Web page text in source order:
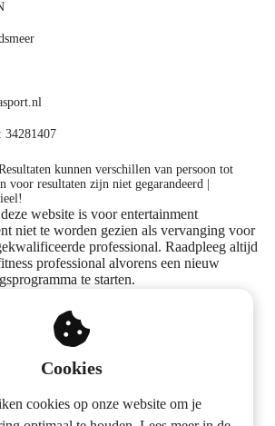
kunnen verschillen van persoon tot
voor resultaten zijn niet gegarandeerd |
website is voor entertainment
niet te worden gezien als vervanging voor
professional. Raadpleeg altijd
professional alvorens een nieuw
te starten.
ons op social media
Cookies
cookies op onze website om je